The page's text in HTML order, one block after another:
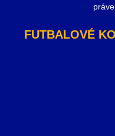
FUTBALOVÉ